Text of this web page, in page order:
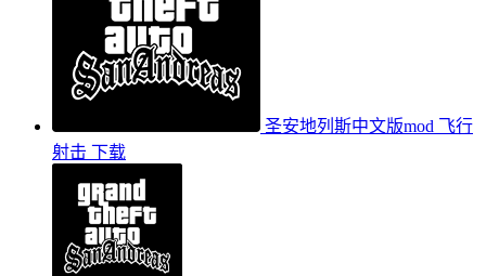
圣安地列斯中文版mod 飞行
射击 下载